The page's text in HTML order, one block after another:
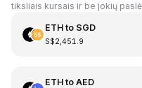
tiksliais kursais ir be jokių
ETHto SGD
S$2,451.9
ETHto AED